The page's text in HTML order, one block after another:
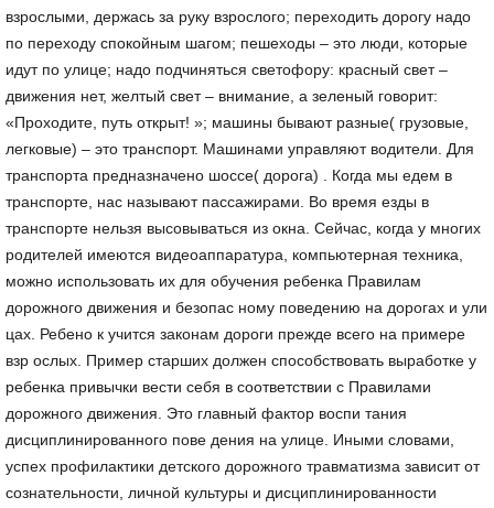
взрослыми, держась за руку взрослого; переходить дорогу надо
по переходу спокойным шагом; пешеходы – это люди, которые
идут по улице; надо подчиняться светофору: красный свет –
движения нет, желтый свет – внимание, а зеленый говорит:
«Проходите, путь открыт! »; машины бывают разные( грузовые,
легковые) – это транспорт. Машинами управляют водители. Для
транспорта предназначено шоссе( дорога) . Когда мы едем в
транспорте, нас называют пассажирами. Во время езды в
транспорте нельзя высовываться из окна. Сейчас, когда у многих
родителей имеются видеоаппаратура, компьютерная техника,
можно использовать их для обучения ребенка Правилам
дорожного движения и безопас ному поведению на дорогах и ули
цах. Ребено к учится законам дороги прежде всего на примере
взр ослых. Пример старших должен способствовать выработке у
ребенка привычки вести себя в соответствии с Правилами
дорожного движения. Это главный фактор воспи тания
дисциплинированного пове дения на улице. Иными словами,
успех профилактики детского дорожного травматизма зависит от
сознательности, личной культуры и дисциплинированности